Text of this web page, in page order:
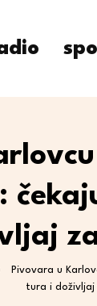
Pivovara u
tura i doživljaj